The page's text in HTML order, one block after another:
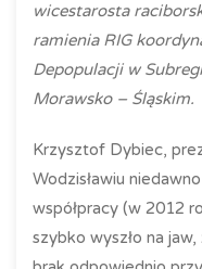
wicestarosta
ramienia RIG
Depopulacji w
Morawsko – Śląskim.
Krzysztof Dybiec,
Wodzisławiu
współpracy (w 2012
szybko wyszło na